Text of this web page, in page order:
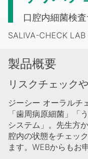
口腔内細菌検
SALIVA-CHECK LAB
製品概要
リスクチェック
ジーシー オーラルチ
「歯周病原細菌」「
システム」。先生方
腔内の状態をチェッ
ます。WEBからもお